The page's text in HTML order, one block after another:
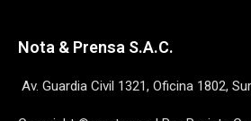
Nota & Prensa S.A.C.
Av. Guardia Civil 1321, Oficina 1802,